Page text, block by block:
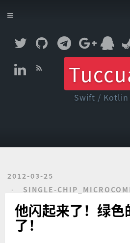
Swift /
2012-03-25
SINGLE-
他闪起来了！绿色
了！
首页
留言板
存档